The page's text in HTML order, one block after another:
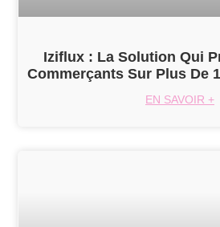
Iziflux : La Solution Qui
Commerçants Sur Plus De
EN SAVOIR +